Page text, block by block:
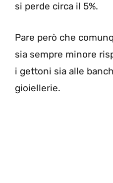
si perde circa il 5%.
Pare però che
sia sempre minore
i gettoni sia alle
gioiellerie.